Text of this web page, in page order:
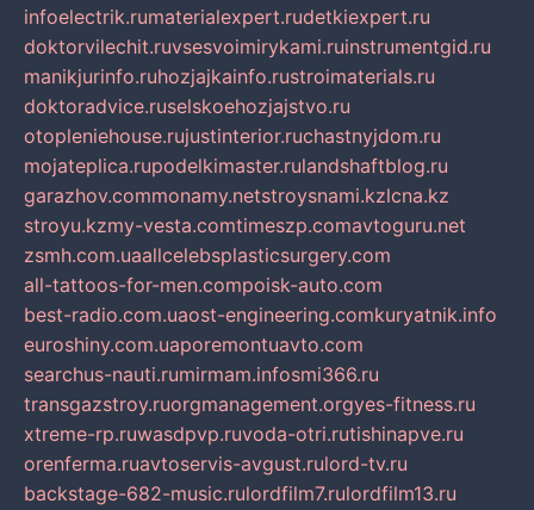
infoelectrik.rumaterialexpert.rudetkiexpert.ru
doktorvilechit.ruvsesvoimirykami.ruinstrumentgid.ru
manikjurinfo.ruhozjajkainfo.rustroimaterials.ru
doktoradvice.ruselskoehozjajstvo.ru
otopleniehouse.rujustinterior.ruchastnyjdom.ru
mojateplica.rupodelkimaster.rulandshaftblog.ru
garazhov.commonamy.netstroysnami.kzlcna.kz
stroyu.kzmy-vesta.comtimeszp.comavtoguru.net
zsmh.com.uaallcelebsplasticsurgery.com
all-tattoos-for-men.compoisk-auto.com
best-radio.com.uaost-engineering.comkuryatnik.info
euroshiny.com.uaporemontuavto.com
searchus-nauti.rumirmam.infosmi366.ru
transgazstroy.ruorgmanagement.orgyes-fitness.ru
xtreme-rp.ruwasdpvp.ruvoda-otri.rutishinapve.ru
orenferma.ruavtoservis-avgust.rulord-tv.ru
backstage-682-music.rulordfilm7.rulordfilm13.ru